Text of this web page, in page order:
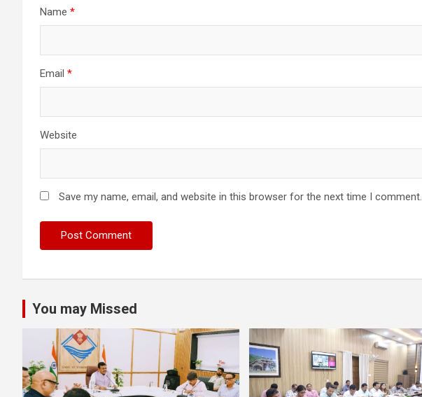
Name *
Email *
Website
Save my name, email, and website in this browser for the next time I comment.
You may Missed